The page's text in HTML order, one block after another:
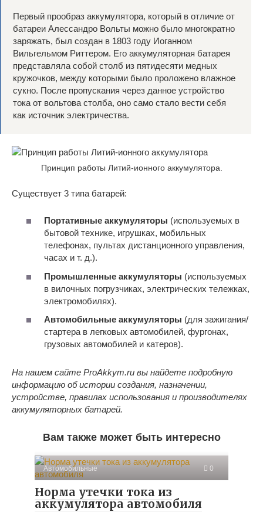
Первый прообраз аккумулятора, который в отличие от
батареи Алессандро Вольты можно было многократно
заряжать, был создан в 1803 году Иоганном
Вильгельмом Риттером. Его аккумуляторная батарея
представляла собой столб из пятидесяти медных
кружочков, между которыми было проложено влажное
сукно. После пропускания через данное устройство
тока от вольтова столба, оно само стало вести себя
как источник электричества.
Принцип работы Литий-ионного аккумулятора.
Существует 3 типа батарей:
Портативные аккумуляторы (используемых в
бытовой технике, игрушках, мобильных
телефонах, пультах дистанционного управления,
часах и т. д.).
Промышленные аккумуляторы (используемых
в вилочных погрузчиках, электрических тележках,
электромобилях).
Автомобильные аккумуляторы (для зажигания/
стартера в легковых автомобилей, фургонах,
грузовых автомобилей и катеров).
На нашем сайте ProAkkym.ru вы найдете подробную
информацию об истории создания, назначении,
устройстве, правилах использования и производителях
аккумуляторных батарей.
Вам также может быть интересно
Автомобильные 0
Норма утечки тока из
аккумулятора автомобиля